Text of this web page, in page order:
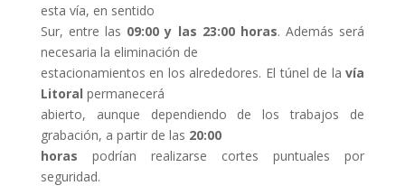
esta vía, en sentido
Sur, entre las 09:00 y las 23:00 horas. Además será
necesaria la eliminación de
estacionamientos en los alrededores. El túnel de lavía
Litoral permanecerá
abierto, aunque dependiendo de los trabajos de
grabación, a partir de las 20:00
horas podrían realizarse cortes puntuales por
seguridad.